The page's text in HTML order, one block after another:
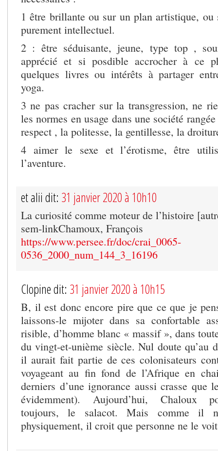
1 être brillante ou sur un plan artistique,
purement intellectuel.
2 : être séduisante, jeune, type top ,
apprécié et si posdible accrocher à ce
quelques livres ou intérêts à partager
yoga.
3 ne pas cracher sur la transgression, ne
les normes en usage dans une société
respect , la politesse, la gentillesse, la
4 aimer le sexe et l’érotisme, être
l’aventure.
et alii dit: 31 janvier 2020 à 10h10
La curiosité comme moteur de l’histoire
sem-linkChamoux, François
https://www.persee.fr/doc/crai_0065-
0536_2000_num_144_3_16196
Clopine dit: 31 janvier 2020 à 10h15
B, il est donc encore pire que ce que je
laissons-le mijoter dans sa confortable
risible, d’homme blanc « massif », dans
du vingt-et-unième siècle. Nul doute qu’au
il aurait fait partie de ces colonisateurs
voyageant au fin fond de l’Afrique en
derniers d’une ignorance aussi crasse que
évidemment). Aujourd’hui, Chaloux
toujours, le salacot. Mais comme il
physiquement, il croit que personne ne le